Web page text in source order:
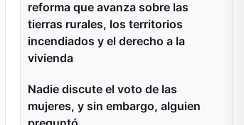
reforma que avanza sobre las
tierras rurales, los territorios
incendiados y el derecho a la
vivienda
Nadie discute el voto de las
mujeres, y sin embargo, alguien